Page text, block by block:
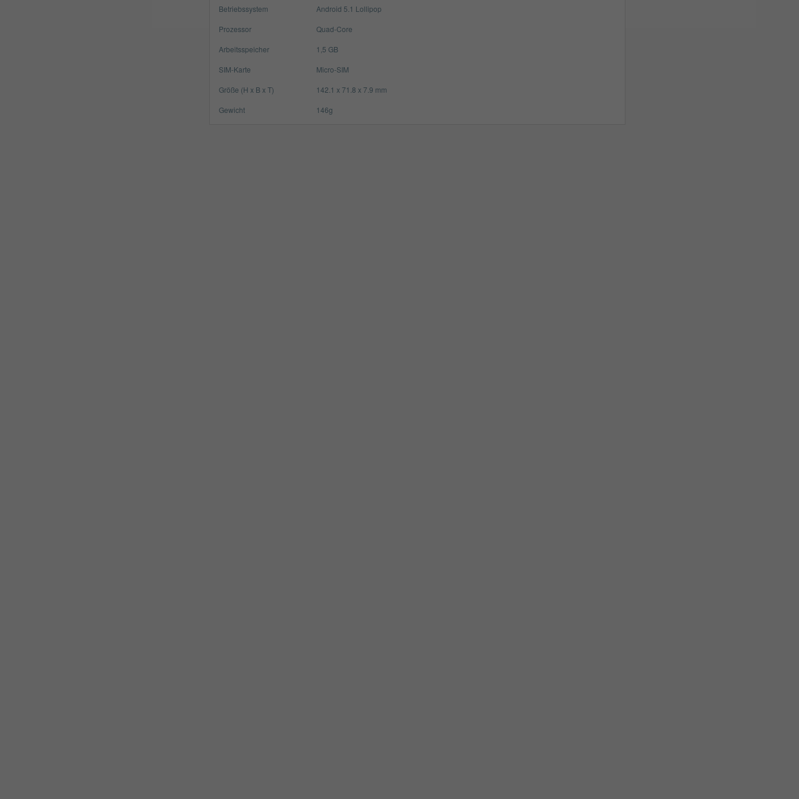
Betriebssystem
Android 5.1 Lollipop
Prozessor
Quad-Core
Arbeitsspeicher
1,5 GB
SIM-Karte
Micro-SIM
Größe (H x B x T)
142.1 x 71.8 x 7.9 mm
Gewicht
146g